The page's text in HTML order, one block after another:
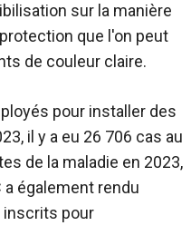
sur la manière
que l'on peut
de couleur claire.
pour installer des
il y a eu 26 706 cas au
de la maladie en 2023,
a également rendu
inscrits pour